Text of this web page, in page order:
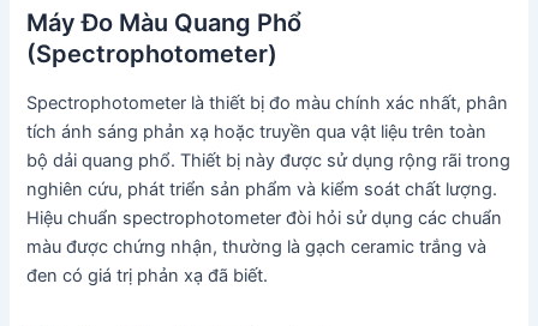
Máy Đo Màu Quang Phổ
(Spectrophotometer)
Spectrophotometer là thiết bị đo màu chính xác nhất, phân
tích ánh sáng phản xạ hoặc truyền qua vật liệu trên toàn
bộ dải quang phổ. Thiết bị này được sử dụng rộng rãi trong
nghiên cứu, phát triển sản phẩm và kiểm soát chất lượng.
Hiệu chuẩn spectrophotometer đòi hỏi sử dụng các chuẩn
màu được chứng nhận, thường là gạch ceramic trắng và
đen có giá trị phản xạ đã biết.